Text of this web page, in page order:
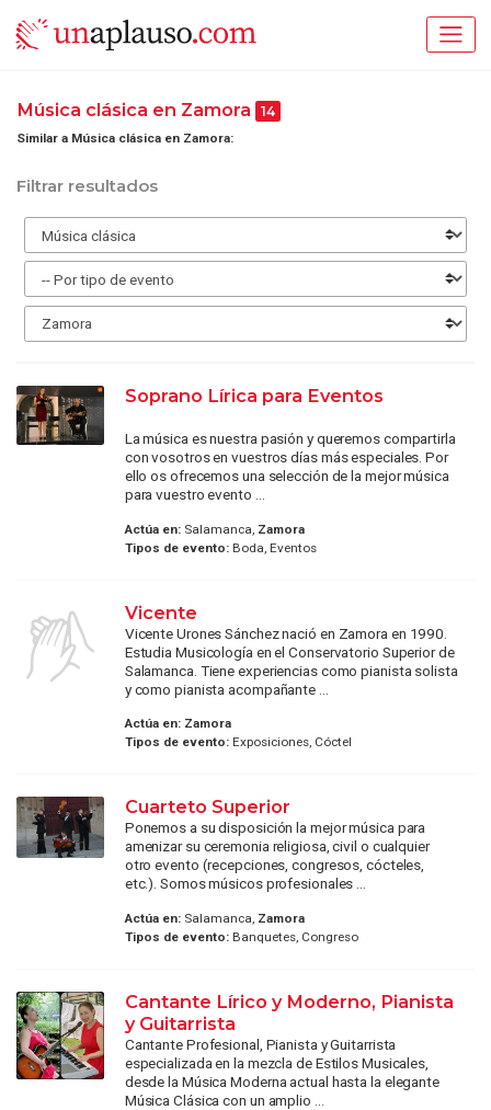
Música clásica en Zamora 14
Similar a Música clásica en Zamora:
Filtrar resultados
Soprano Lírica para Eventos
La música es nuestra pasión y queremos compartirla
con vosotros en vuestros días más especiales. Por
ello os ofrecemos una selección de la mejor música
para vuestro evento ...
Actúa en:Salamanca, Zamora
Tipos de evento:Boda, Eventos
Vicente
Vicente Urones Sánchez nació en Zamora en 1990.
Estudia Musicología en el Conservatorio Superior de
Salamanca. Tiene experiencias como pianista solista
y como pianista acompañante ...
Actúa en: Zamora
Tipos de evento:Exposiciones, Cóctel
Cuarteto Superior
Ponemos a su disposición la mejor música para
amenizar su ceremonia religiosa, civil o cualquier
otro evento (recepciones, congresos, cócteles,
etc.). Somos músicos profesionales ...
Actúa en:Salamanca, Zamora
Tipos de evento:Banquetes, Congreso
Cantante Lírico y Moderno, Pianista
y Guitarrista
Cantante Profesional, Pianista y Guitarrista
especializada en la mezcla de Estilos Musicales,
desde la Música Moderna actual hasta la elegante
Música Clásica con un amplio ...